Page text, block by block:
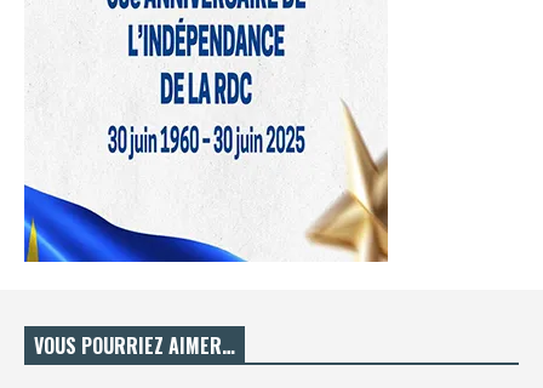
VOUS POURRIEZ AIMER…